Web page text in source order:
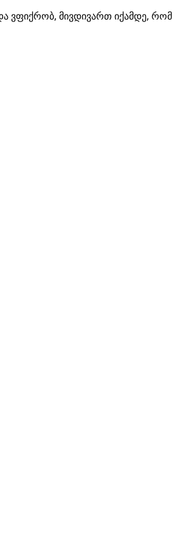
და ვფიქრობ, მივდივართ იქამდე, რომ